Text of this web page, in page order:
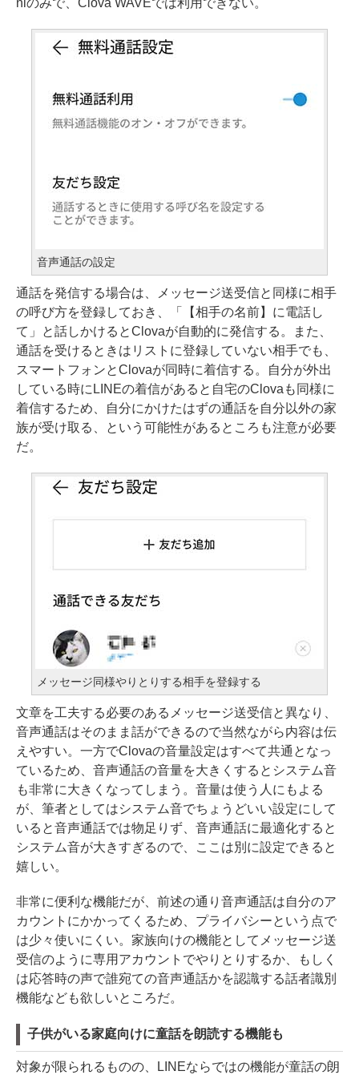
niのみで、Clova WAVEでは利用できない。
音声通話の設定
通話を発信する場合は、メッセージ送受信と同様に相手
の呼び方を登録しておき、「【相手の名前】に電話し
て」と話しかけるとClovaが自動的に発信する。また、
通話を受けるときはリストに登録していない相手でも、
スマートフォンとClovaが同時に着信する。自分が外出
している時にLINEの着信があると自宅のClovaも同様に
着信するため、自分にかけたはずの通話を自分以外の家
族が受け取る、という可能性があるところも注意が必要
だ。
メッセージ同様やりとりする相手を登録する
文章を工夫する必要のあるメッセージ送受信と異なり、
音声通話はそのまま話ができるので当然ながら内容は伝
えやすい。一方でClovaの音量設定はすべて共通となっ
ているため、音声通話の音量を大きくするとシステム音
も非常に大きくなってしまう。音量は使う人にもよる
が、筆者としてはシステム音でちょうどいい設定にして
いると音声通話では物足りず、音声通話に最適化すると
システム音が大きすぎるので、ここは別に設定できると
嬉しい。
非常に便利な機能だが、前述の通り音声通話は自分のア
カウントにかかってくるため、プライバシーという点で
は少々使いにくい。家族向けの機能としてメッセージ送
受信のように専用アカウントでやりとりするか、もしく
は応答時の声で誰宛ての音声通話かを認識する話者識別
機能なども欲しいところだ。
子供がいる家庭向けに童話を朗読する機能も
対象が限られるものの、LINEならではの機能が童話の朗